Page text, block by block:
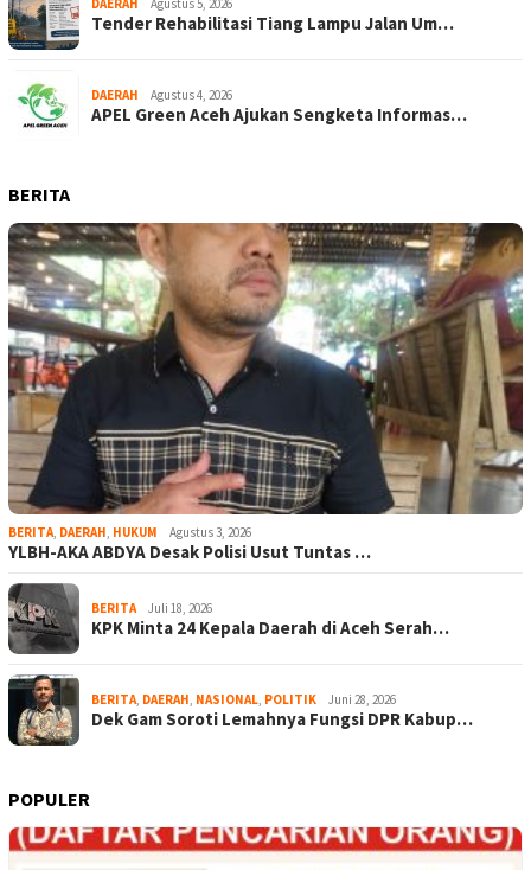
Tender Rehabilitasi Tiang Lampu Jalan Um…
DAERAH Agustus 4, 2026
APEL Green Aceh Ajukan Sengketa Informas…
BERITA
BERITA DAERAH HUKUM Agustus 3, 2026
YLBH-AKA ABDYA Desak Polisi Usut Tuntas …
BERITA Juli 18, 2026
KPK Minta 24 Kepala Daerah di Aceh Serah…
BERITA DAERAH NASIONAL POLITIK Juni 28, 2026
Dek Gam Soroti Lemahnya Fungsi DPR Kabup…
POPULER